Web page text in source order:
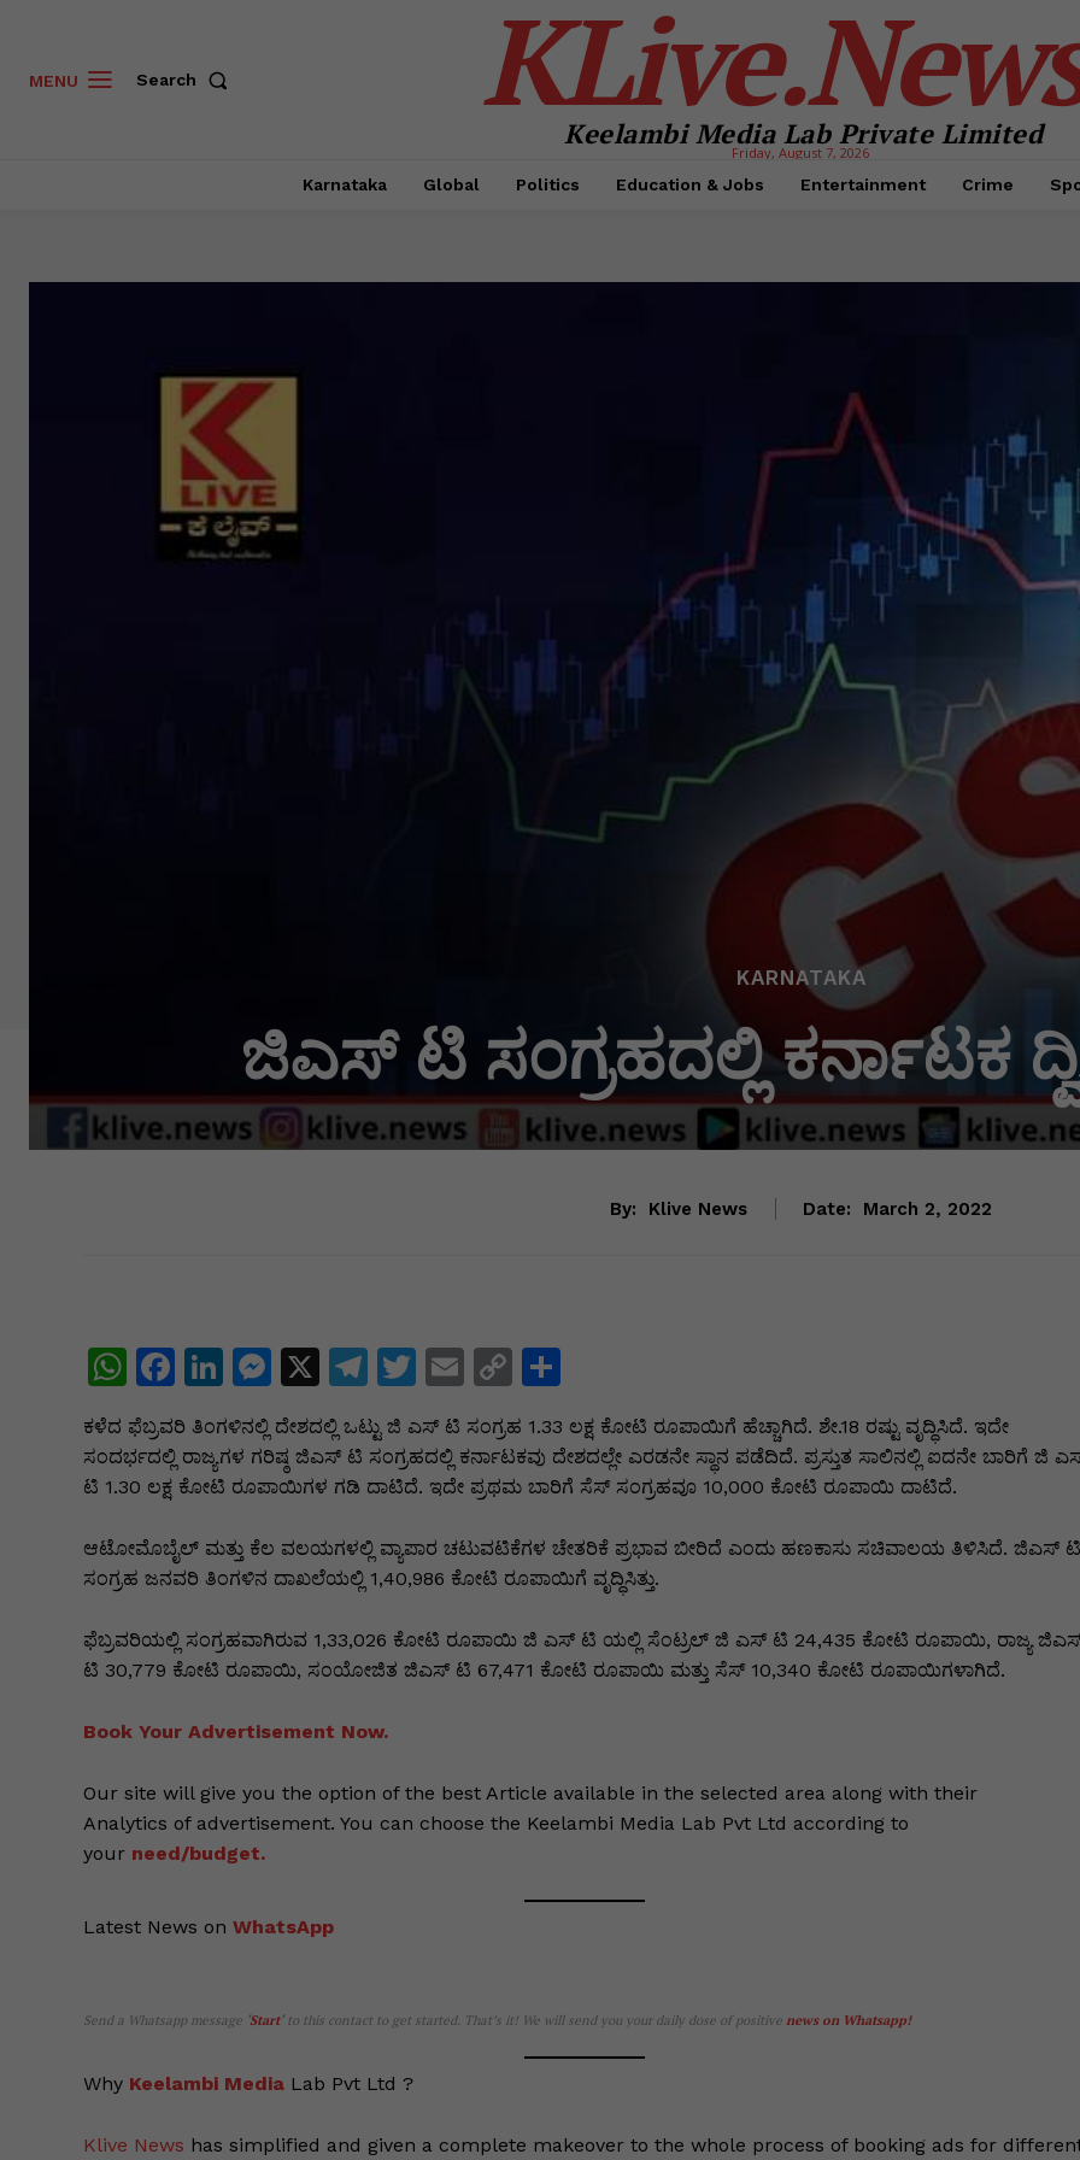
MENU Search
Keelambi Media Lab Private Limited
Friday, August 7, 2026
Karnataka Global Politics Education & Jobs Entertainment Crime
KARNATAKA
ಜಿಎಸ್ ಟಿ ಸಂಗ್ರಹದಲ್ಲಿ ಕರ್ನಾಟಕ
By: Klive News Date: March 2, 2022
W
h
at
s
p
p
F
c
e
o
o
k
Li
n
k
e
n
M
e
s
s
n
g
er
X
T
e
gr
m
T
itt
er
E
m
ai
l
C
o
p
y
n
k
S
ar
e
ಕಳೆದ ಫೆಬ್ರವರಿ ತಿಂಗಳಿನಲ್ಲಿ ದೇಶದಲ್ಲಿ ಒಟ್ಟು ಜಿ ಎಸ್ ಟಿ ಸಂಗ್ರಹ 1.33 ಲಕ್ಷ ಕೋಟಿ ರೂಪಾಯಿಗೆ ಹೆಚ್ಚಾಗಿದೆ. ಶೇ.18 ರಷ್ಟು ವೃದ್ಧಿಸಿದೆ. ಇದೇ
ಸಂದರ್ಭದಲ್ಲಿ ರಾಜ್ಯಗಳ ಗರಿಷ್ಠ ಜಿಎಸ್ ಟಿ ಸಂಗ್ರಹದಲ್ಲಿ ಕರ್ನಾಟಕವು ದೇಶದಲ್ಲೇ ಎರಡನೇ ಸ್ಥಾನ ಪಡೆದಿದೆ. ಪ್ರಸ್ತುತ ಸಾಲಿನಲ್ಲಿ ಐದನೇ ಬಾರಿಗೆ ಜಿ
ಟಿ 1.30 ಲಕ್ಷ ಕೋಟಿ ರೂಪಾಯಿಗಳ ಗಡಿ ದಾಟಿದೆ. ಇದೇ ಪ್ರಥಮ ಬಾರಿಗೆ ಸೆಸ್ ಸಂಗ್ರಹವೂ 10,000 ಕೋಟಿ ರೂಪಾಯಿ ದಾಟಿದೆ.
ಆಟೋಮೊಬೈಲ್ ಮತ್ತು ಕೆಲ ವಲಯಗಳಲ್ಲಿ ವ್ಯಾಪಾರ ಚಟುವಟಿಕೆಗಳ ಚೇತರಿಕೆ ಪ್ರಭಾವ ಬೀರಿದೆ ಎಂದು ಹಣಕಾಸು ಸಚಿವಾಲಯ ತಿಳಿಸಿದೆ. ಜಿಎಸ್ ಟಿ
ಸಂಗ್ರಹ ಜನವರಿ ತಿಂಗಳಿನ ದಾಖಲೆಯಲ್ಲಿ 1,40,986 ಕೋಟಿ ರೂಪಾಯಿಗೆ ವೃದ್ಧಿಸಿತ್ತು.
ಫೆಬ್ರವರಿಯಲ್ಲಿ ಸಂಗ್ರಹವಾಗಿರುವ 1,33,026 ಕೋಟಿ ರೂಪಾಯಿ ಜಿ ಎಸ್ ಟಿ ಯಲ್ಲಿ ಸೆಂಟ್ರಲ್ ಜಿ ಎಸ್ ಟಿ 24,435 ಕೋಟಿ ರೂಪಾಯಿ, ರಾಜ್ಯ
ಟಿ 30,779 ಕೋಟಿ ರೂಪಾಯಿ, ಸಂಯೋಜಿತ ಜಿಎಸ್ ಟಿ 67,471 ಕೋಟಿ ರೂಪಾಯಿ ಮತ್ತು ಸೆಸ್ 10,340 ಕೋಟಿ ರೂಪಾಯಿಗಳಾಗಿದೆ.
Book Your Advertisement Now.
Our site will give you the option of the best Article available in the selected area along with their
Analytics of advertisement. You can choose the Keelambi Media Lab Pvt Ltd according to
your need/budget.
Latest News on WhatsApp
Send a Whatsapp message Start‘ to this contact to get started. That’s it! We will send you your daily dose of positive news on Whatsapp!
Why Keelambi Media Lab Pvt Ltd ?
Klive News has simplified and given a complete makeover to the whole process of booking ads for